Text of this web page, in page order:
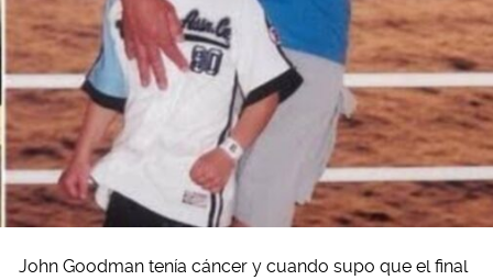
John Goodman tenía cáncer y cuando supo que el final